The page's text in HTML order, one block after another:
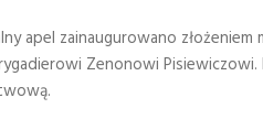
apel zainaugurowano
Zenonowi